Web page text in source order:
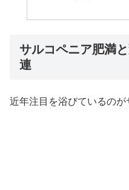
サルコペニア肥満
連
近年注目を浴びているのが